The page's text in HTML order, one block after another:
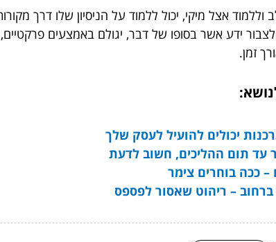
אצל מיקי, יכול ללמוד על הניסיון שלו דרך
ידע אשר בסופו של דבר, יגולם באמצעים
זמן.
יכולים להועיל לעסק שלך
עד תום ההליכים, חשוב לדעת
– ככה בוחרים צימר
ברחוב – ריהוט שאסור לפספס